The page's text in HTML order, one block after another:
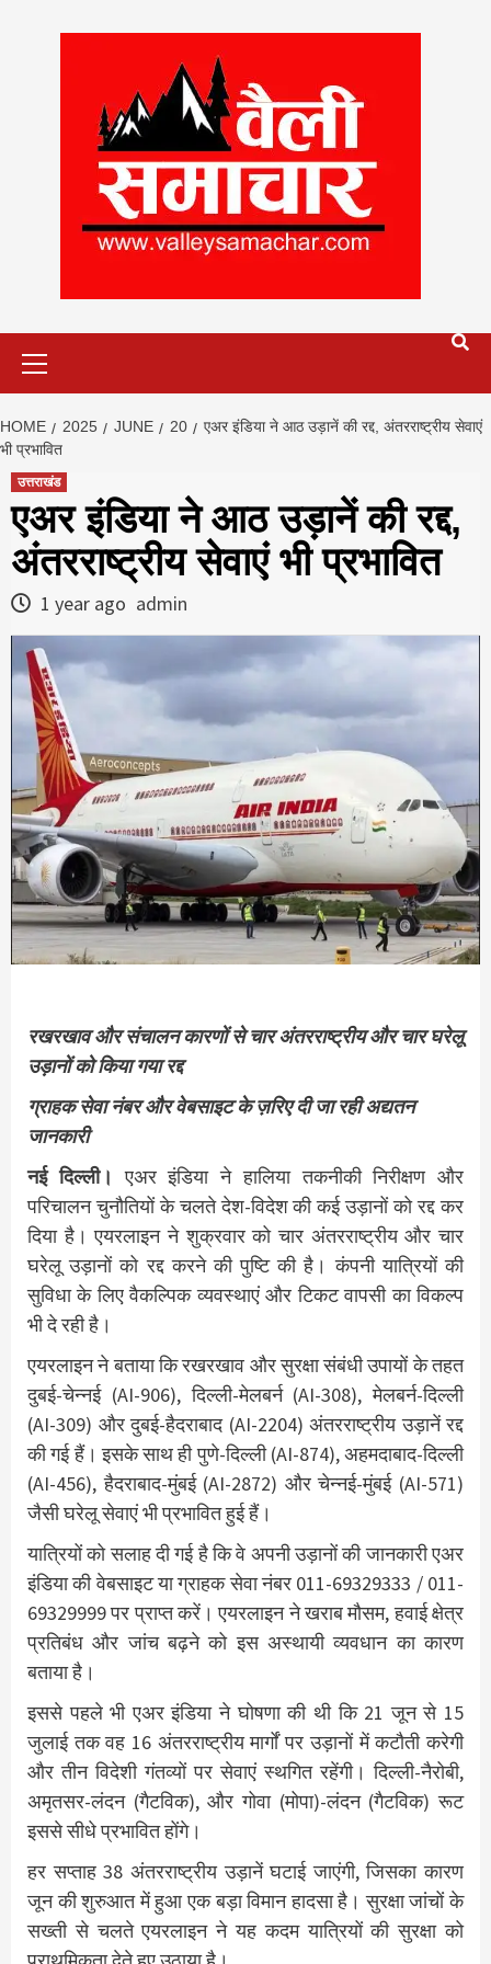
HOME 2025 JUNE 20
एअर इंडिया ने आठ उड़ानें की रद्द, अंतरराष्ट्रीय सेवाएं
भी प्रभावित
उत्तराखंड
एअर इंडिया ने आठ उड़ानें की रद्द,
अंतरराष्ट्रीय सेवाएं भी प्रभावित
1 year ago admin
रखरखाव और संचालन कारणों से चार अंतरराष्ट्रीय और चार घरेलू
उड़ानों को किया गया रद्द
ग्राहक सेवा नंबर और वेबसाइट के ज़रिए दी जा रही अद्यतन
जानकारी
नई दिल्ली। एअर इंडिया ने हालिया तकनीकी निरीक्षण और
परिचालन चुनौतियों के चलते देश-विदेश की कई उड़ानों को रद्द कर
दिया है। एयरलाइन ने शुक्रवार को चार अंतरराष्ट्रीय और चार
घरेलू उड़ानों को रद्द करने की पुष्टि की है। कंपनी यात्रियों की
सुविधा के लिए वैकल्पिक व्यवस्थाएं और टिकट वापसी का विकल्प
भी दे रही है।
एयरलाइन ने बताया कि रखरखाव और सुरक्षा संबंधी उपायों के तहत
दुबई-चेन्नई (AI-906), दिल्ली-मेलबर्न (AI-308), मेलबर्न-दिल्ली
(AI-309) और दुबई-हैदराबाद (AI-2204) अंतरराष्ट्रीय उड़ानें रद्द
की गई हैं। इसके साथ ही पुणे-दिल्ली (AI-874), अहमदाबाद-दिल्ली
(AI-456), हैदराबाद-मुंबई (AI-2872) और चेन्नई-मुंबई (AI-571)
जैसी घरेलू सेवाएं भी प्रभावित हुई हैं।
यात्रियों को सलाह दी गई है कि वे अपनी उड़ानों की जानकारी एअर
इंडिया की वेबसाइट या ग्राहक सेवा नंबर 011-69329333 / 011-
69329999 पर प्राप्त करें। एयरलाइन ने खराब मौसम, हवाई क्षेत्र
प्रतिबंध और जांच बढ़ने को इस अस्थायी व्यवधान का कारण
बताया है।
इससे पहले भी एअर इंडिया ने घोषणा की थी कि 21 जून से 15
जुलाई तक वह 16 अंतरराष्ट्रीय मार्गों पर उड़ानों में कटौती करेगी
और तीन विदेशी गंतव्यों पर सेवाएं स्थगित रहेंगी। दिल्ली-नैरोबी,
अमृतसर-लंदन (गैटविक), और गोवा (मोपा)-लंदन (गैटविक) रूट
इससे सीधे प्रभावित होंगे।
हर सप्ताह 38 अंतरराष्ट्रीय उड़ानें घटाई जाएंगी, जिसका कारण
जून की शुरुआत में हुआ एक बड़ा विमान हादसा है। सुरक्षा जांचों के
सख्ती से चलते एयरलाइन ने यह कदम यात्रियों की सुरक्षा को